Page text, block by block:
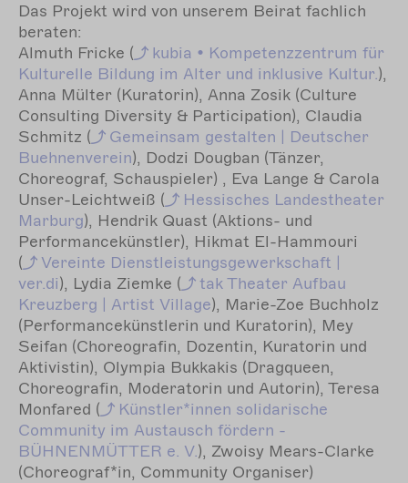
Das Projekt wird von unserem Beirat fachlich
beraten:
Almuth Fricke (
kubia • Kompetenzzentrum für
Kulturelle Bildung im Alter und inklusive Kultur.),
Anna Mülter (Kuratorin), Anna Zosik (Culture
Consulting Diversity & Participation), Claudia
Schmitz (
Gemeinsam gestalten | Deutscher
Buehnenverein), Dodzi Dougban (Tänzer,
Choreograf, Schauspieler) , Eva Lange & Carola
Unser-Leichtweiß (
Hessisches Landestheater
Marburg), Hendrik Quast (Aktions- und
Performancekünstler), Hikmat El-Hammouri
(
Vereinte Dienstleistungsgewerkschaft |
ver.di), Lydia Ziemke ( takTheater Aufbau
Kreuzberg | Artist Village), Marie-Zoe Buchholz
(Performancekünstlerin und Kuratorin), Mey
Seifan (Choreografin, Dozentin, Kuratorin und
Aktivistin), Olympia Bukkakis (Dragqueen,
Choreografin, Moderatorin und Autorin), Teresa
Monfared (
Künstler*innen solidarische
Community im Austausch fördern -
BÜHNENMÜTTER e. V.), Zwoisy Mears-Clarke
(Choreograf*in, Community Organiser)